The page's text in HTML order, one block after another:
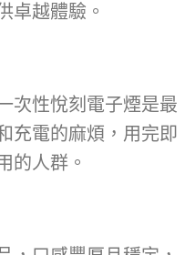
卓越體驗。
次性悅刻電子煙是最
充電的麻煩，用完即
的人群。